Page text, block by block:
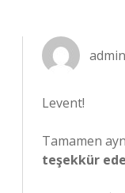
admin
Levent!
Tamamen
teşekkür